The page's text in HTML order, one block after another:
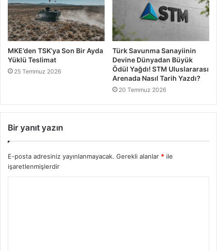
MKE’den TSK’ya Son Bir Ayda
Yüklü Teslimat
25 Temmuz 2026
Türk Savunma Sanayiinin
Devine Dünyadan Büyük
Ödül Yağdı! STM Uluslararası
Arenada Nasıl Tarih Yazdı?
20 Temmuz 2026
Bir yanıt yazın
E-posta adresiniz yayınlanmayacak. Gerekli alanlar * ile
işaretlenmişlerdir